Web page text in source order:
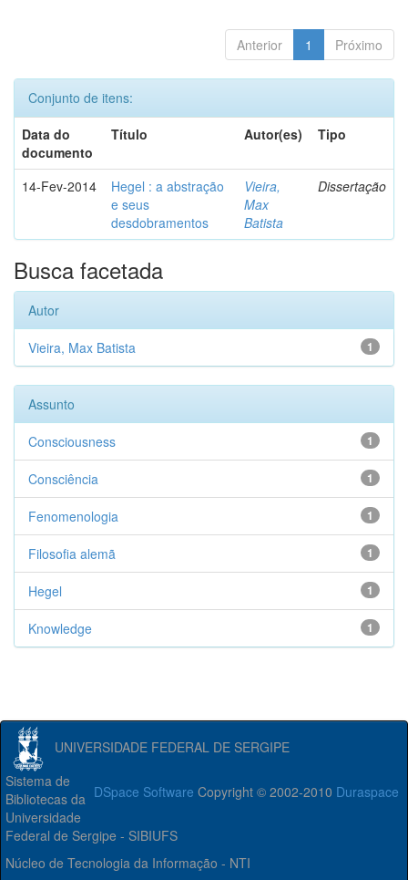
Anterior 1 Próximo
Conjunto de itens:
Data do
documento
Título Autor(es) Tipo
14-Fev-2014
Hegel : a abstração
e seus
desdobramentos
Vieira,
Max
Batista
Dissertação
Busca facetada
Autor
1
Vieira, Max Batista
Assunto
1
Consciousness
1
Consciência
1
Fenomenologia
1
Filosofia alemã
1
Hegel
1
Knowledge
UNIVERSIDADE FEDERAL DE SERGIPE
DSpace Software Copyright © 2002-2010 Duraspace
Sistema de
Bibliotecas da
Universidade
Federal de Sergipe - SIBIUFS
Núcleo de Tecnologia da Informação - NTI